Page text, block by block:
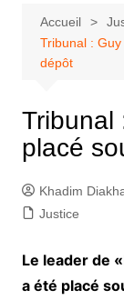
Accueil
Tribunal :
dépôt
Tribunal
placé
Khadim
Justice
Le leader de
a été placé